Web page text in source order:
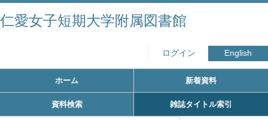
仁愛女子短期大学附属図書館
ログイン English
ホーム 新着資料
資料検索 雑誌タイトル索引